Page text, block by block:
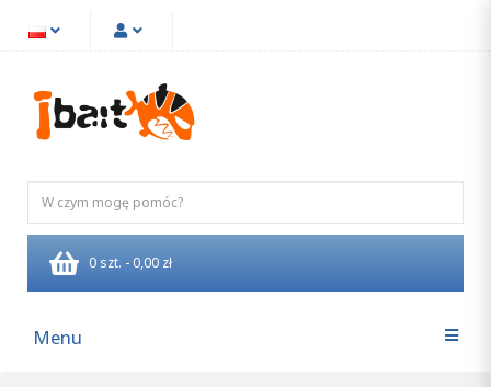
0 szt. - 0,00 zł
Menu